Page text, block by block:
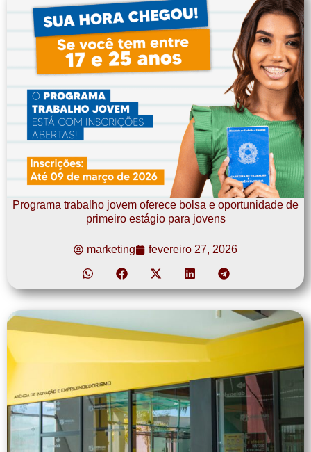
Programa trabalho jovem oferece bolsa e oportunidade de
primeiro estágio para jovens
marketing fevereiro 27, 2026